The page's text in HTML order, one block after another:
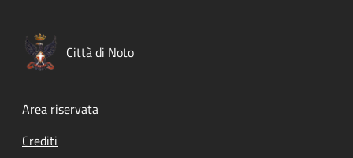
Città di Noto
Footer menu
Area riservata
Crediti